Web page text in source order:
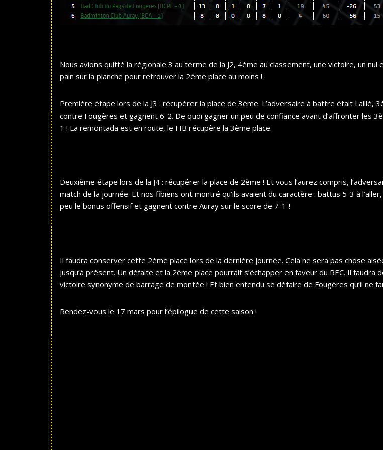
Nous avions quitté la régionale 3 au terme de la J2, 4ème au classement, une victoire, un
pain sur la planche pour retrouver la 2ème place au moins !
Première étape lors de la J3 : récupérer la place de 3ème. L’adversaire à battre était Laillé,
contre Fougères et gagnent 6-2. De quoi gagner un peu de confiance avant d’affronter les
1 ! La remontada est en route, le FIB récupère la 3ème place.
Deuxième étape lors de la J4 : récupérer la place de 2ème ! Et vous l’aurez compris,
match de la journée. Et nos fibiens ont montré qu’ils avaient du caractère : battus 5-3 à
peu le bonus offensif et gagnent contre Auray sur le score de 7-1 !
Il faudra conserver cette 2ème place lors de la dernière journée. Cela ne sera pas chose
jusqu’à présent. Un défaite et la 2ème place pourrait s’échapper en faveur du REC. Il
victoire synonyme de barrage de montée ! Et bien entendu se défaire de Fougères qu’il ne
Rendez-vous le 17 mars pour l’épilogue de cette saison !